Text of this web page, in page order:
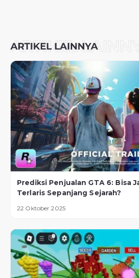
Prediksi Penjualan GTA 6: Bisa
Terlaris Sepanjang Sejarah?
22 Oktober 2025